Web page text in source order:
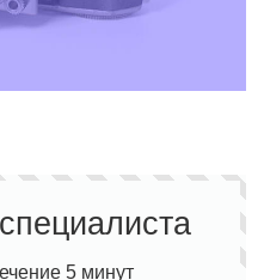
5 минут